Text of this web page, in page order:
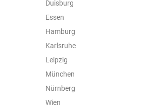
Duisburg
Essen
Hamburg
Karlsruhe
Leipzig
München
Nürnberg
Wien